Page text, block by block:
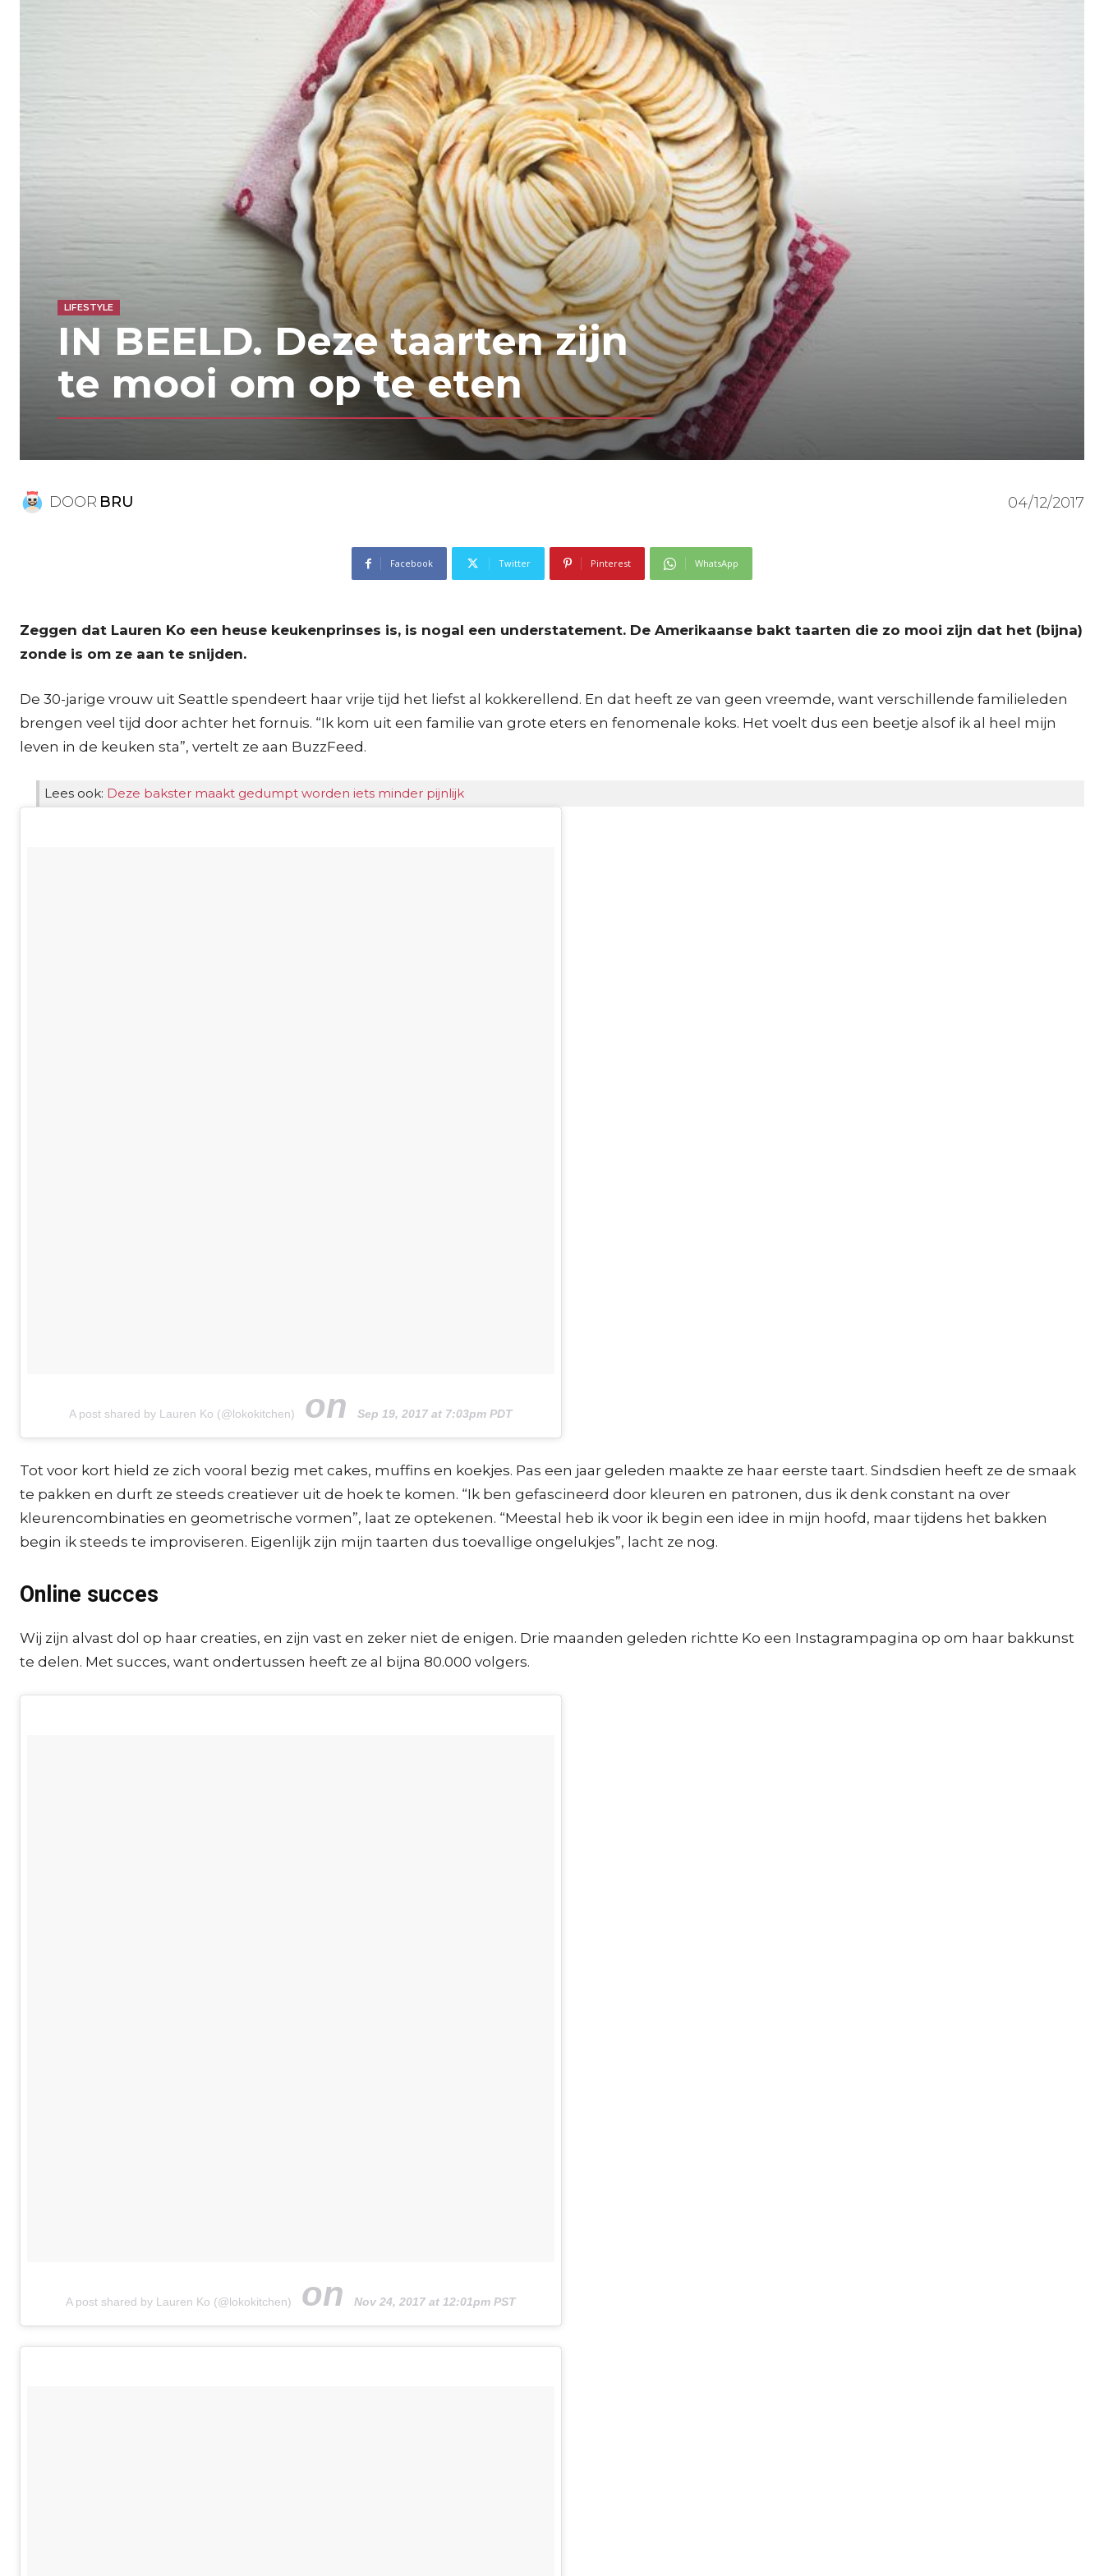
LIFESTYLE
IN BEELD. Deze taarten zijn
te mooi om op te eten
DOOR BRU 04/12/2017
Facebook Twitter Pinterest WhatsApp
Zeggen dat Lauren Ko een heuse keukenprinses is, is nogal een understatement. De Amerikaanse bakt taarten die zo mooi zijn dat het (bijna)
zonde is om ze aan te snijden.
De 30-jarige vrouw uit Seattle spendeert haar vrije tijd het liefst al kokkerellend. En dat heeft ze van geen vreemde, want verschillende familieleden
brengen veel tijd door achter het fornuis. “Ik kom uit een familie van grote eters en fenomenale koks. Het voelt dus een beetje alsof ik al heel mijn
leven in de keuken sta”, vertelt ze aan BuzzFeed.
Lees ook: Deze bakster maakt gedumpt worden iets minder pijnlijk
A post shared by Lauren Ko (@lokokitchen) on Sep 19, 2017 at 7:03pm PDT
Tot voor kort hield ze zich vooral bezig met cakes, muffins en koekjes. Pas een jaar geleden maakte ze haar eerste taart. Sindsdien heeft ze de smaak
te pakken en durft ze steeds creatiever uit de hoek te komen. “Ik ben gefascineerd door kleuren en patronen, dus ik denk constant na over
kleurencombinaties en geometrische vormen”, laat ze optekenen. “Meestal heb ik voor ik begin een idee in mijn hoofd, maar tijdens het bakken
begin ik steeds te improviseren. Eigenlijk zijn mijn taarten dus toevallige ongelukjes”, lacht ze nog.
Online succes
Wij zijn alvast dol op haar creaties, en zijn vast en zeker niet de enigen. Drie maanden geleden richtte Ko een Instagrampagina op om haar bakkunst
te delen. Met succes, want ondertussen heeft ze al bijna 80.000 volgers.
A post shared by Lauren Ko (@lokokitchen) on Nov 24, 2017 at 12:01pm PST